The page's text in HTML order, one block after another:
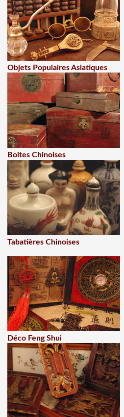
Objets Populaires Asiatiques
Boites Chinoises
Tabatières Chinoises
Déco Feng Shui